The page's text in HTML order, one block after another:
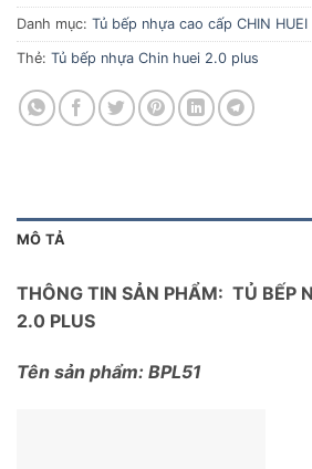
Danh mục: Tủ bếp nhựa cao cấp CHIN HUEI
Thẻ: Tủ bếp nhựa Chin huei 2.0 plus
MÔ TẢ
THÔNG TIN SẢN PHẨM: TỦ BẾP
2.0 PLUS
Tên sản phẩm: BPL51